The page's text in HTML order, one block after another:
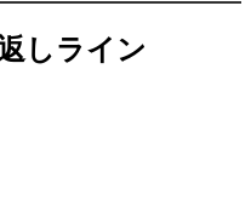
しライン